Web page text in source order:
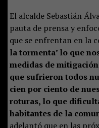
El alcalde Sebastián
pauta de prensa y
que se enfrentan en la
la tormenta’ lo que
medidas de
que sufrieron todos
cien por ciento de
roturas, lo que
habitantes de la
adelantó que en las